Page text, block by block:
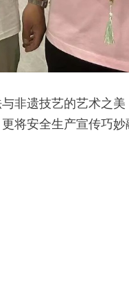
遗技艺的艺术之美
将安全生产宣传巧